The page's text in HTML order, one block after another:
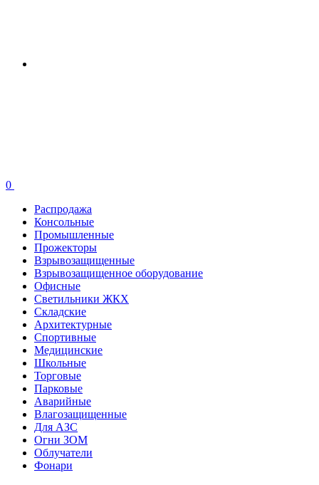
0
Распродажа
Консольные
Промышленные
Прожекторы
Взрывозащищенные
Взрывозащищенное оборудование
Офисные
Cветильники ЖКХ
Складские
Архитектурные
Спортивные
Медицинские
Школьные
Торговые
Парковые
Аварийные
Влагозащищенные
Для АЗС
Огни ЗОМ
Облучатели
Фонари